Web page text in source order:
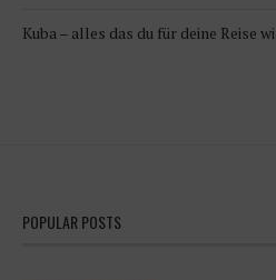
Kuba – alles das du für deine Reise
POPULAR POSTS